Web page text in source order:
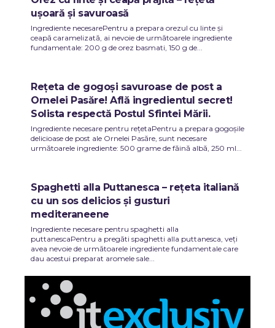
ușoară și savuroasă
Ingrediente necesarePentru a prepara orezul cu linte și
ceapă caramelizată, ai nevoie de următoarele ingrediente
fundamentale: 200 g de orez basmati, 150 g de...
Rețeta de gogoși savuroase de post a
Ornelei Pasăre! Află ingredientul secret!
Solista respectă Postul Sfintei Mării.
Ingrediente necesare pentru rețetaPentru a prepara gogoșile
delicioase de post ale Ornelei Pasăre, sunt necesare
următoarele ingrediente: 500 grame de făină albă, 250 ml...
Spaghetti alla Puttanesca – rețeta italiană
cu un sos delicios și gusturi
mediteraneene
Ingrediente necesare pentru spaghetti alla
puttanescaPentru a pregăti spaghetti alla puttanesca, veți
avea nevoie de următoarele ingrediente fundamentale care
dau acestui preparat aromele sale...